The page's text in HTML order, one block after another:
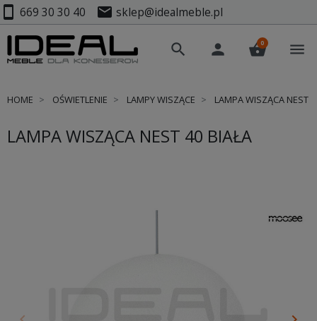
smartphone 669 30 30 40 mail sklep@idealmeble.pl
search person shopping_basket
0 menu
HOME OŚWIETLENIE LAMPY WISZĄCE LAMPA WISZĄCA NEST
LAMPA WISZĄCA NEST 40 BIAŁA